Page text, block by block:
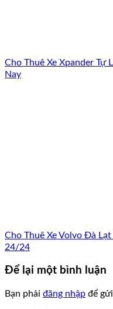
Cho Thuê Xe Xpander Tự
Nay
Cho Thuê Xe Volvo Đà
24/24
Để lại một bình luận
Bạn phải đăng nhập để